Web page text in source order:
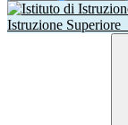
Istruzione Superiore